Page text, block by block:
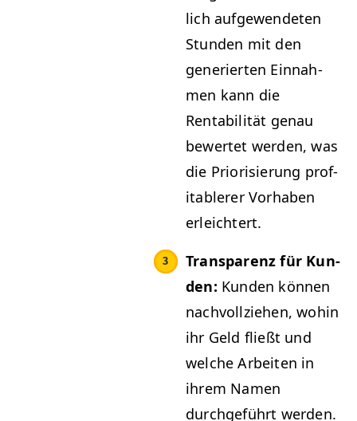
lich aufgewen­de­ten
Stun­den mit den
gener­ierten Ein­nah­
men kann die
Rentabil­ität genau
bew­ertet wer­den, was
die Pri­or­isierung prof­
itablerer Vorhaben
erleichtert.
Trans­parenz für Kun­
den: Kun­den kön­nen
nachvol­lziehen, wohin
ihr Geld fließt und
welche Arbeit­en in
ihrem Namen
durchge­führt werden.